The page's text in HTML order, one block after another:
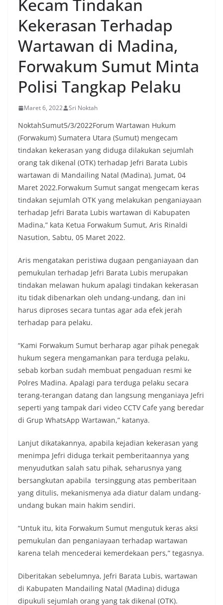
menyambut momentum HUT Kemerdekaan RI
dengan berbagai persiapan di lingkungan
masing-masing.‎Dalam dialog yang berlangsung
akrab, Bhabinkamtibmas menyapa warga,
menanyakan kondisi keamanan dan kenyamanan
lingkungan tempat tinggal, serta membuka ruang
komunikasi dua arah agar warga dapat
menyampaikan keluhan maupun informasi terkait
situasi kamtibmas di sekitar mereka.‎‎‎Salah satu
sambang ini adalah imbauan kepada warga untuk
memasang bendera Merah Putih secara penuh,
bukan setengah tiang, sebagai bentuk
penghormatan dan rasa cinta tanah air
menjelang perayaan HUT Kemerdekaan RI.
Petugas mengingatkan bahwa pemasangan
bendera dengan benar merupakan salah satu
wujud nyata partisipasi masyarakat dalam
memperingati hari bersejarah bangsa
Indonesia.‎‎”Kami mengimbau kepada seluruh
warga agar mulai mempersiapkan dan memasang
bendera Merah Putih di depan rumah masing-
masing secara penuh. Ini adalah bentuk
penghormatan kita bersama terhadap
kemerdekaan,” ujar Aiptu Muliyadi Suraukur saat
berdialog dengan warga.‎‎Ia juga menambahkan
agar warga memperhatikan kondisi bendera yang
akan dikibarkan, memastikan bendera dalam
keadaan bersih, tidak sobek, dan layak untuk
dikibarkan sebagai simbol kehormatan
negara.‎‎‎Selain menyampaikan imbauan terkait
bendera, kegiatan sambang DDS ini juga
warning) guna mengantisipasi potensi gangguan
keamanan dan ketertiban masyarakat
(Kamtibmas) di lingkungan tempat tinggal warga.
Melalui interaksi langsung tersebut,
Bhabinkamtibmas dapat menghimpun informasi
awal terkait situasi sosial, potensi kerawanan,
maupun hal-hal yang dapat mengganggu
kondusivitas wilayah, khususnya menjelang
diwarnai dengan berbagai kegiatan dan
keramaian warga.‎‎Dengan adanya deteksi dini ini,
diharapkan potensi gangguan keamanan dapat
diantisipasi sejak awal sehingga situasi di
Kelurahan Sunggal tetap terjaga aman, tertib,
dan kondusif hingga puncak perayaan HUT
Kemerdekaan RI berlangsung.‎‎Wujud Kedekatan
Polri dengan Masyarakat‎Kegiatan sambang Door
implementasi program Polri Presisi yang
mengedepankan kehadiran dan kedekatan
personel Kepolisian dengan masyarakat. Melalui
kegiatan semacam ini, Bhabinkamtibmas tidak
dan imbauan, tetapi juga sebagai mitra
masyarakat dalam menjaga keamanan lingkungan
secara bersama-sama.‎‎Kehadiran
Kecam Tindakan
Kekerasan Terhadap
Wartawan di Madina,
Forwakum Sumut Minta
Polisi Tangkap Pelaku
Maret 6, 2022 Sri Noktah
NoktahSumut5/3/2022Forum Wartawan Hukum
(Forwakum) Sumatera Utara (Sumut) mengecam
tindakan kekerasan yang diduga dilakukan sejumlah
orang tak dikenal (OTK) terhadap Jefri Barata Lubis
wartawan di Mandailing Natal (Madina), Jumat, 04
Maret 2022.Forwakum Sumut sangat mengecam keras
tindakan sejumlah OTK yang melakukan penganiayaan
terhadap Jefri Barata Lubis wartawan di Kabupaten
Madina,” kata Ketua Forwakum Sumut, Aris Rinaldi
Nasution, Sabtu, 05 Maret 2022.
Aris mengatakan peristiwa dugaan penganiayaan dan
pemukulan terhadap Jefri Barata Lubis merupakan
tindakan melawan hukum apalagi tindakan kekerasan
itu tidak dibenarkan oleh undang-undang, dan ini
harus diproses secara tuntas agar ada efek jerah
terhadap para pelaku.
“Kami Forwakum Sumut berharap agar pihak penegak
hukum segera mengamankan para terduga pelaku,
sebab korban sudah membuat pengaduan resmi ke
Polres Madina. Apalagi para terduga pelaku secara
terang-terangan datang dan langsung menganiaya Jefri
seperti yang tampak dari video CCTV Cafe yang beredar
di Grup WhatsApp Wartawan,” katanya.
Lanjut dikatakannya, apabila kejadian kekerasan yang
menimpa Jefri diduga terkait pemberitaannya yang
menyudutkan salah satu pihak, seharusnya yang
bersangkutan apabila tersinggung atas pemberitaan
yang ditulis, mekanismenya ada diatur dalam undang-
undang bukan main hakim sendiri.
“Untuk itu, kita Forwakum Sumut mengutuk keras aksi
pemukulan dan penganiayaan terhadap wartawan
karena telah mencederai kemerdekaan pers,” tegasnya.
Diberitakan sebelumnya, Jefri Barata Lubis, wartawan
di Kabupaten Mandailing Natal (Madina) diduga
dipukuli sejumlah orang yang tak dikenal (OTK).